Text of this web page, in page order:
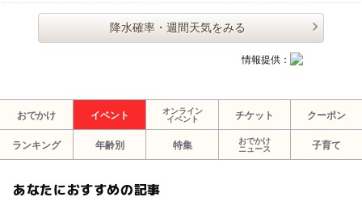
降水確率・週間天気をみる
情報提供：
おでかけ イベント
オンライン
イベント
チケット クーポン
ランキング 年齢別 特集
おでかけ
ニュース
子育て
あなたにおすすめの記事